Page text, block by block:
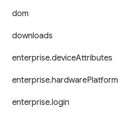
dom
downloads
enterprise.deviceAttributes
enterprise.hardwarePlatform
enterprise.login